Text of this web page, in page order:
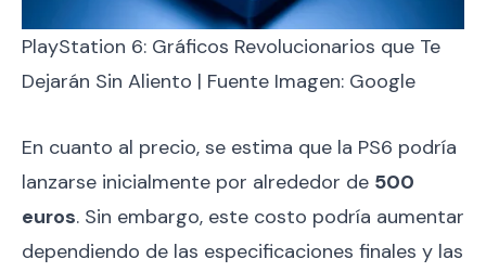
PlayStation 6: Gráficos Revolucionarios que Te
Dejarán Sin Aliento | Fuente Imagen: Google
En cuanto al precio, se estima que la PS6 podría
lanzarse inicialmente por alrededor de 500
euros. Sin embargo, este costo podría aumentar
dependiendo de las especificaciones finales y las